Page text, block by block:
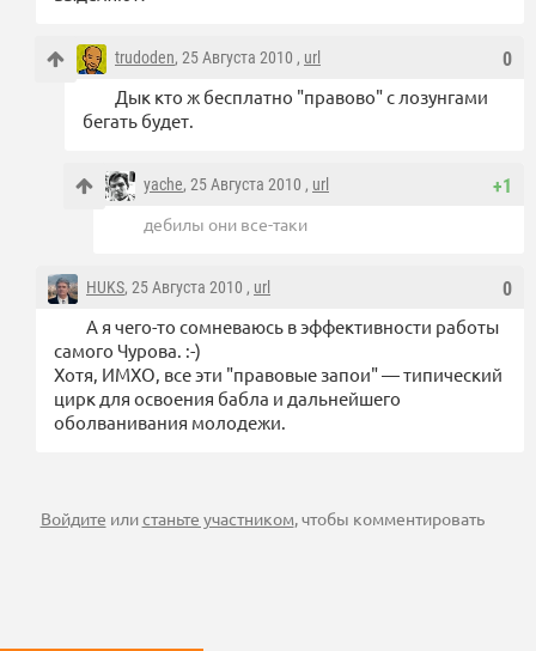
0
trudoden, 25 Августа 2010 , url
Дык кто ж бесплатно "правово" с лозунгами
бегать будет.
+1
yache, 25 Августа 2010 , url
дебилы они все-таки
0
HUKS, 25 Августа 2010 , url
А я чего-то сомневаюсь в эффективности работы
самого Чурова. :-)
Хотя, ИМХО, все эти "правовые запои" — типический
цирк для освоения бабла и дальнейшего
оболванивания молодежи.
Войдите илистаньте участником, чтобы комментировать